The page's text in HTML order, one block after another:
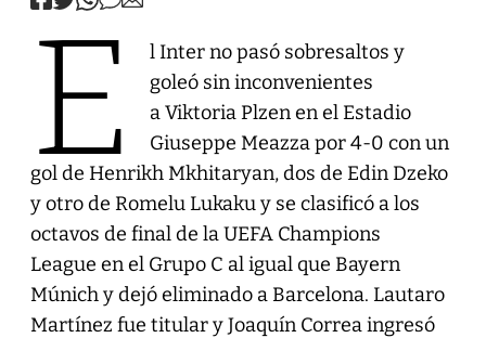
E
l Inter no pasó sobresaltos y
goleó sin inconvenientes
a Viktoria Plzen en el Estadio
Giuseppe Meazza por 4-0 con un
gol de Henrikh Mkhitaryan, dos de Edin Dzeko
y otro de Romelu Lukaku y se clasificó a los
octavos de final de la UEFA Champions
League en el Grupo C al igual que Bayern
Múnich y dejó eliminado a Barcelona. Lautaro
Martínez fue titular y Joaquín Correa ingresó